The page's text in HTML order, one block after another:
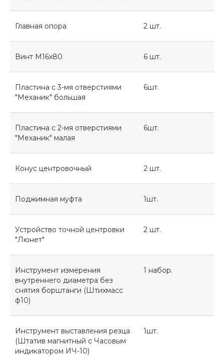
Главная опора 2 шт.
Винт М16х80 6 шт.
Пластина с 3-мя отверстиями
"Механик" большая
6шт.
Пластина с 2-мя отверстиями
"Механик" малая
6шт.
Конус центровочный 2 шт.
Поджимная муфта 1шт.
Устройство точной центровки
"Люнет"
2 шт.
Инструмент измерения
внутреннего диаметра без
снятия борштанги (Штихмасс
ф10)
1 набор.
Инструмент выставления резца
(Штатив магнитный с Часовым
индикатором ИЧ-10)
1шт.